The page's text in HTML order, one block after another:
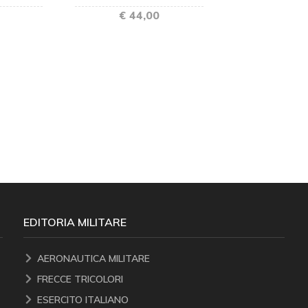
€ 44,00
EDITORIA MILITARE
AERONAUTICA MILITARE
FRECCE TRICOLORI
ESERCITO ITALIANO